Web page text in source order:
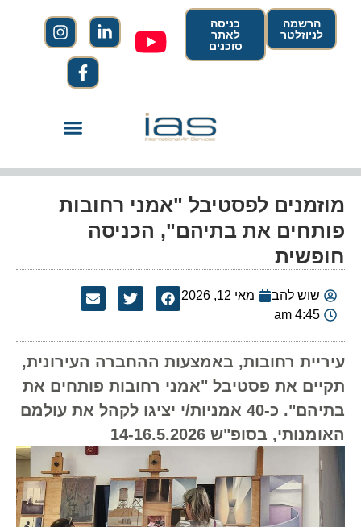
הרשמה
לניוזלטר
כניסה
לאתר
סוכנים
מוזמנים לפסטיבל "אמני רחובות
פותחים את בתיהם", הכניסה
חופשית
שוש להב
מאי 12, 2026
4:45 am
עיריית רחובות, באמצעות ההחברה העירונית,
תקיים את פסטיבל "אמני רחובות פותחים את
בתיהם". כ-40 אמניות/י יציגו לקהל את עולמם
האומנותי, בסופ"ש 14-16.5.2026